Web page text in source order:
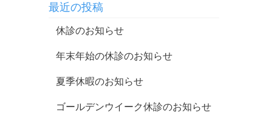
最近の投稿
休診のお知らせ
年末年始の休診のお知らせ
夏季休暇のお知らせ
ゴールデンウイーク休診のお知らせ